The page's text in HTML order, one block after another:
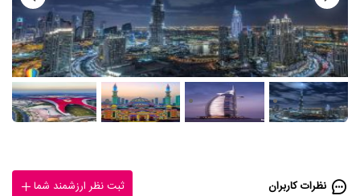
نظرات کاربران ثبت نظر ارزشمند شما